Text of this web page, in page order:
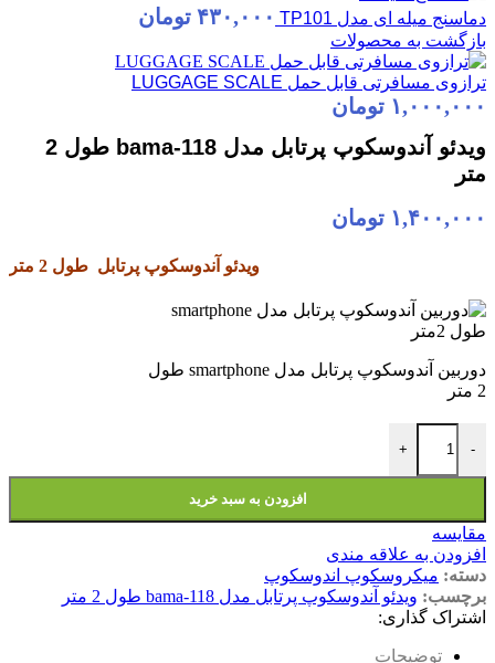
دماسنج میله ای مدل TP101 ۴۳۰,۰۰۰ تومان
بازگشت به محصولات
ترازوی مسافرتی قابل حمل LUGGAGE SCALE
۱,۰۰۰,۰۰۰ تومان
ویدئو آندوسکوپ پرتابل مدل bama-118 طول 2
متر
۱,۴۰۰,۰۰۰ تومان
ویدئو آندوسکوپ پرتابل طول 2 متر
دوربین آندوسکوپ پرتابل مدل smartphone طول
2 متر
-
+
افزودن به سبد خرید
مقایسه
افزودن به علاقه مندی
دسته: میکروسکوپ اندوسکوپ
برچسب: ویدئو آندوسکوپ پرتابل مدل bama-118 طول 2 متر
اشتراک گذاری:
توضیحات